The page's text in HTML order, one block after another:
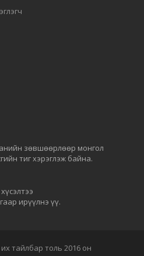
зөвшөөрлөөр монгол
тиг хэрэглэж байна.
ирүүлнэ үү.
тайлбар толь 2016 он